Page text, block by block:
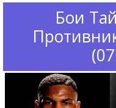
Бои